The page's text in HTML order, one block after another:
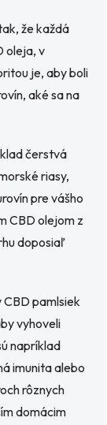
že každá
oleja, v
je, aby boli
aké sa na
čerstvá
riasy,
pre vášho
CBD olejom z
doposiaľ
pamlsiek
vyhoveli
napríklad
imunita alebo
rôznych
domácim